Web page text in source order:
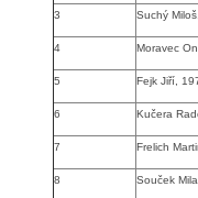
3 Suchý
4 Moravec
5 Fejk Jiří,
6 Kučera
7 Frelich
8 Souček